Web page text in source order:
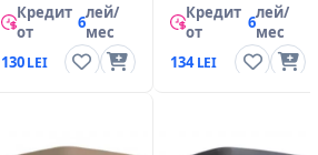
Кредит
от
6лей/
мес
130
Кредит
от
6лей/
мес
134